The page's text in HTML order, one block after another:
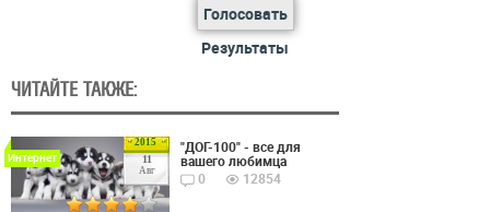
Голосовать
Результаты
ЧИТАЙТЕ ТАКЖЕ:
2015
11
Авг
Интернет
"ДОГ-100" - все для
вашего любимца
0
12854